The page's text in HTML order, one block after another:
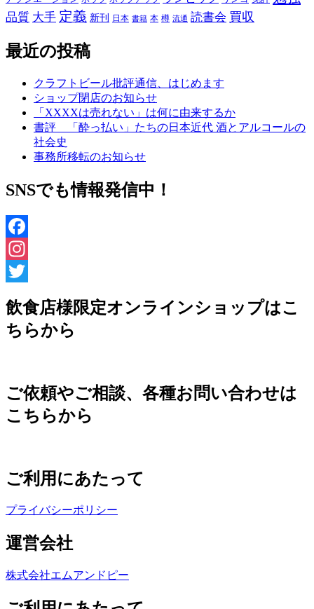
品質 大手 定義 新刊 日本 書籍 本 樽 流通 読書会 買収
最近の投稿
クラフトビール批評通信、はじめます
ショップ閉店のお知らせ
「XXXXは売れない」は何に由来するか
書評 「酔っ払い」たちの日本近代 酒とアルコールの
社会史
事務所移転のお知らせ
SNSでも情報発信中！
Facebook
Instagram
飲食店様限定オンラインショップはこ
ちらから
ご依頼やご相談、各種お問い合わせは
こちらから
ご利用にあたって
プライバシーポリシー
運営会社
株式会社エムアンドピー